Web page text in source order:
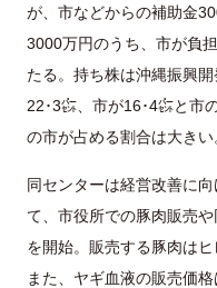
が、市などからの補助金
3000万円のうち、市が負
たる。持ち株は沖縄振興
22･3㌫、市が16･4㌫と市
の市が占める割合は大きい
同センターは経営改善に
て、市役所での豚肉販売
を開始。販売する豚肉は
また、ヤギ血液の販売価